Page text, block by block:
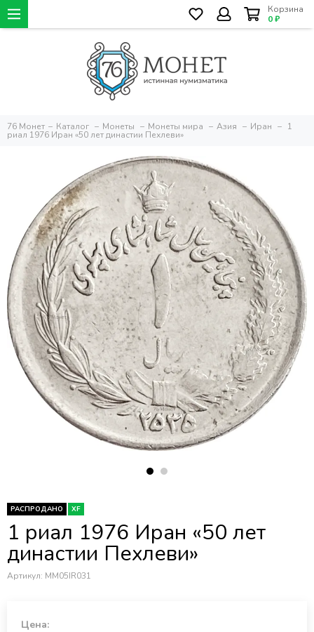
Корзина
0 ₽
76 Монет Каталог Монеты Монеты мира Азия Иран 1
риал 1976 Иран «50 лет династии Пехлеви»
РАСПРОДАНО XF
1 риал 1976 Иран «50 лет
династии Пехлеви»
Артикул: MM05IR031
Цена: